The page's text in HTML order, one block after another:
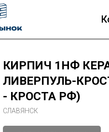
КИРПИЧ 1НФ
ЛИВЕРПУЛЬ-
- КРОСТА РФ)
СЛАВЯНСК